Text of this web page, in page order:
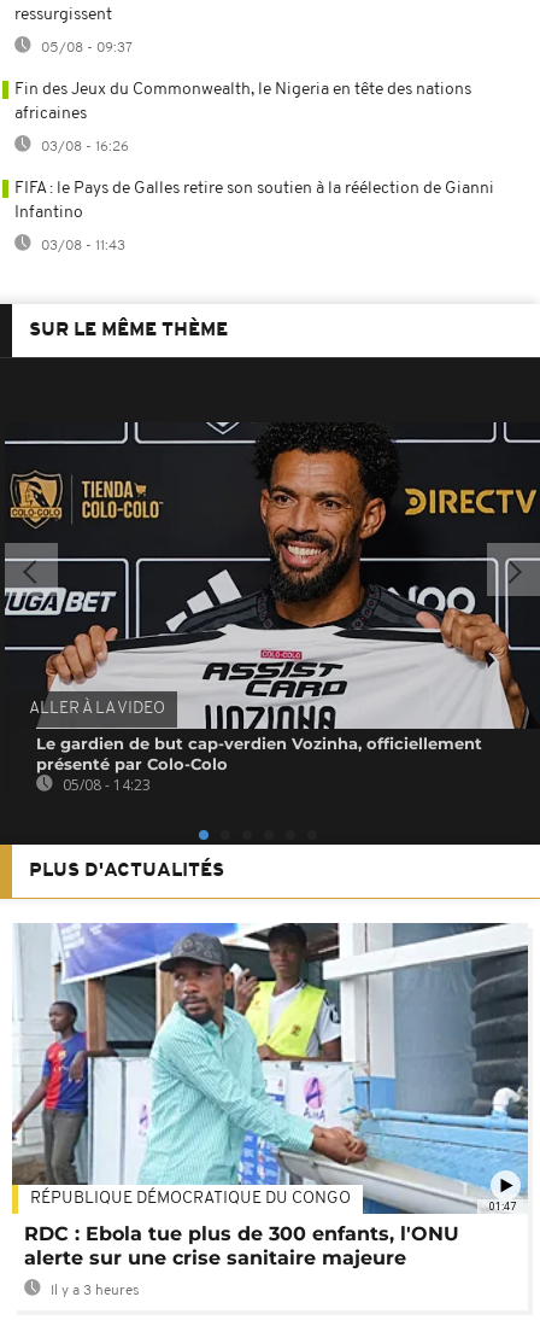
ressurgissent
05/08 - 09:37
Fin des Jeux du Commonwealth, le Nigeria en tête des nations
africaines
03/08 - 16:26
FIFA : le Pays de Galles retire son soutien à la réélection de Gianni
Infantino
03/08 - 11:43
SUR LE MÊME THÈME
ALLER À LA VIDEO
Le gardien de but cap-verdien Vozinha, officiellement
présenté par Colo-Colo
05/08 - 14:23
PLUS D'ACTUALITÉS
01:47
RÉPUBLIQUE DÉMOCRATIQUE DU CONGO
RDC : Ebola tue plus de 300 enfants, l'ONU
alerte sur une crise sanitaire majeure
Il y a 3 heures